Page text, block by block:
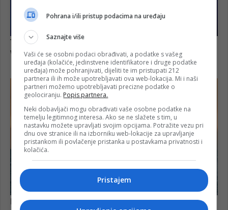
Pohrana i/ili pristup podacima na uređaju
Saznajte više
Vaši će se osobni podaci obrađivati, a podatke s vašeg
uređaja (kolačiće, jedinstvene identifikatore i druge podatke
uređaja) može pohranjivati, dijeliti te im pristupati 212
partnera ili ih može upotrebljavati ova web-lokacija. Mi i naši
partneri možemo upotrebljavati precizne podatke o
geolociranju. Popis partnera.
Neki dobavljači mogu obrađivati vaše osobne podatke na
temelju legitimnog interesa. Ako se ne slažete s tim, u
nastavku možete upravljati svojim opcijama. Potražite vezu pri
dnu ove stranice ili na izborniku web-lokacije za upravljanje
pristankom ili povlačenje pristanka u postavkama privatnosti i
kolačića.
Pristajem